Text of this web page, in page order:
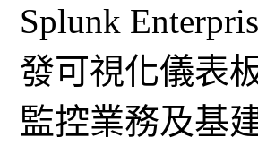
Splunk
發可視化儀表
監控業務及基